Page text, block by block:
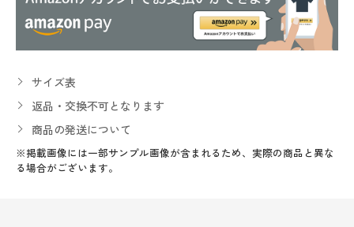
サイズ表
返品・交換不可となります
商品の発送について
※掲載画像には一部サンプル画像が含まれるため、実際の商品と異な
る場合がございます。